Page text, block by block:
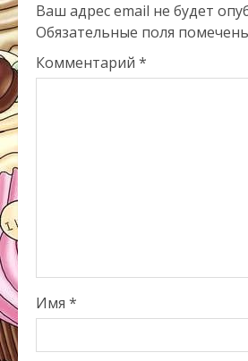
Ваш адрес email не будет
Обязательные поля
Комментарий *
Имя *